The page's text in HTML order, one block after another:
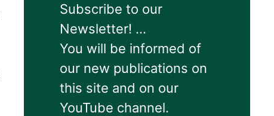
Subscribe to our
Newsletter! ...
You will be informed of
our new publications on
this site and on our
YouTube channel.